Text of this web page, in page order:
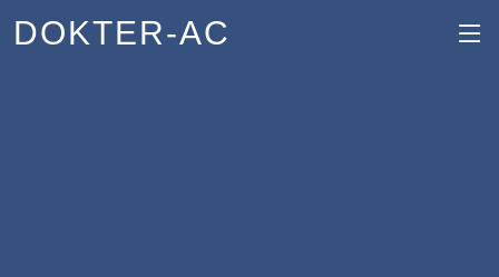
DOKTER-AC